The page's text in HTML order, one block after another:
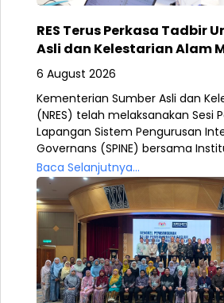
RES Terus Perkasa Tadbir
Asli dan Kelestarian Alam
6 August 2026
Kementerian Sumber Asli dan
(NRES) telah melaksanakan Sesi
Lapangan Sistem Pengurusan
Governans (SPINE) bersama
Baca Selanjutnya...